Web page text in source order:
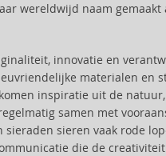
wereldwijd naam gemaakt
innovatie en
materialen en
inspiratie uit de
samen met
sieren vaak rode
die de